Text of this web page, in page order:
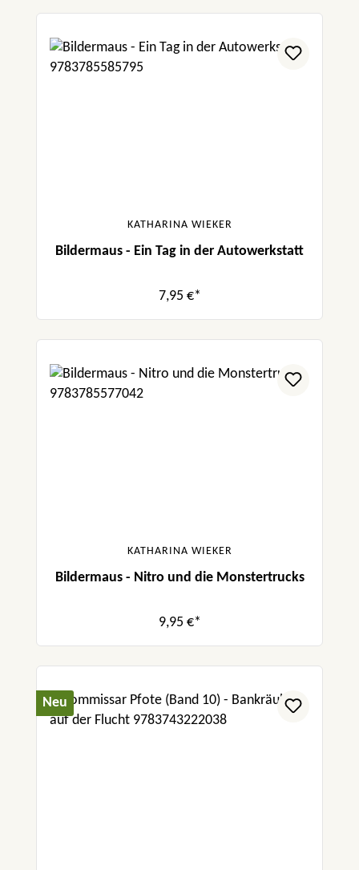
KATHARINA WIEKER
Bildermaus - Ein Tag in der Autowerkstatt
7,95 €*
KATHARINA WIEKER
Bildermaus - Nitro und die Monstertrucks
9,95 €*
Neu